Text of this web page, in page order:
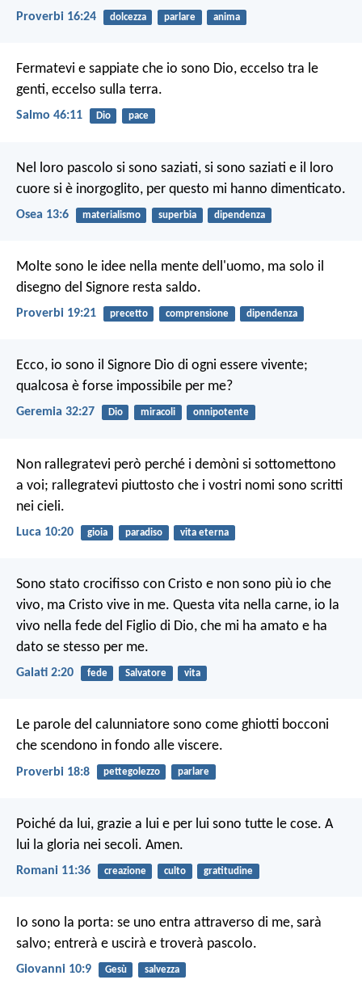
Proverbi 16:24 dolcezza parlare anima
Fermatevi e sappiate che io sono Dio, eccelso tra le
genti, eccelso sulla terra.
Salmo 46:11 Dio pace
Nel loro pascolo si sono saziati, si sono saziati e il loro
cuore si è inorgoglito, per questo mi hanno dimenticato.
Osea 13:6 materialismo superbia dipendenza
Molte sono le idee nella mente dell'uomo, ma solo il
disegno del Signore resta saldo.
Proverbi 19:21 precetto comprensione dipendenza
Ecco, io sono il Signore Dio di ogni essere vivente;
qualcosa è forse impossibile per me?
Geremia 32:27 Dio miracoli onnipotente
Non rallegratevi però perché i demòni si sottomettono
a voi; rallegratevi piuttosto che i vostri nomi sono scritti
nei cieli.
Luca 10:20 gioia paradiso vita eterna
Sono stato crocifisso con Cristo e non sono più io che
vivo, ma Cristo vive in me. Questa vita nella carne, io la
vivo nella fede del Figlio di Dio, che mi ha amato e ha
dato se stesso per me.
Galati 2:20 fede Salvatore vita
Le parole del calunniatore sono come ghiotti bocconi
che scendono in fondo alle viscere.
Proverbi 18:8 pettegolezzo parlare
Poiché da lui, grazie a lui e per lui sono tutte le cose. A
lui la gloria nei secoli. Amen.
Romani 11:36 creazione culto gratitudine
Io sono la porta: se uno entra attraverso di me, sarà
salvo; entrerà e uscirà e troverà pascolo.
Giovanni 10:9 Gesù salvezza